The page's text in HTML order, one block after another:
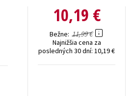
10,19 €
Bežne 11,99 €
Najnižšia cena za
posledných 30 dní: 10,19 €